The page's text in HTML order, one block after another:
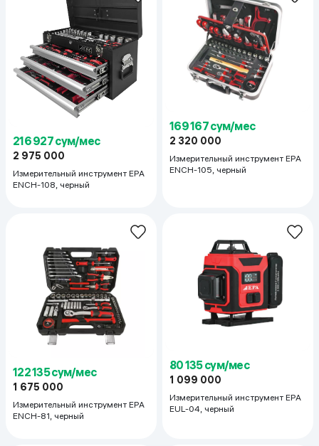
216 927 сум/мес
2 975 000
Измерительный инструмент EPA
ENCH-108, черный
169 167 сум/мес
2 320 000
Измерительный инструмент EPA
ENCH-105, черный
122 135 сум/мес
1 675 000
Измерительный инструмент EPA
ENCH-81, черный
80 135 сум/мес
1 099 000
Измерительный инструмент EPA
EUL-04, черный